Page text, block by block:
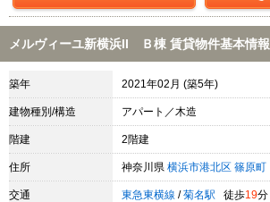
メルヴィーユ新横浜II Ｂ棟 賃貸物件基本情報
築年 2021年02月 (築5年)
建物種別/構造 アパート／木造
階建 2階建
住所 神奈川県 横浜市港北区 篠原町
交通 東急東横線 / 菊名駅 徒歩19分